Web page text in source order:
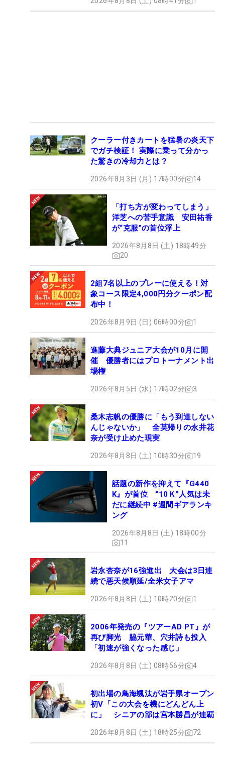
クーラー付きカートを猛暑の炎天下
でガチ検証！ 実際に乗って分かっ
た驚きの冷却力とは？
2026年8月3日 (月) 17時00分 14
「打ち方が変わってしまう」
洋芝への苦手意識 安田祐香
が“克服”の首位浮上
2026年8月8日 (土) 18時49分
20
2組7名以上のプレーに使える！対
象コース限定4,000円分クーポン配
布中！
2026年8月9日 (日) 06時00分 1
進藤大典ジュニア大会が10月に開
催 優勝者にはプロトーナメント出
場権
2026年8月5日 (水) 17時02分 3
桑木志帆の優勝に「もう到達しない
んじゃないか」 全英帰りの永井花
奈が受け止めた現実
2026年8月8日 (土) 10時30分 19
話題の新作を抑えて『G440
K』が首位 “10Ｋ”人気は未
だに継続中 #週間ギアランキ
ング
2026年8月8日 (土) 18時00分
11
岩永杏奈が16強進出 大会は3日連
続で悪天候順延/全米女子アマ
2026年8月8日 (土) 10時20分 1
2006年発売の『ツアーAD PT』が
再び脚光 脇元華、穴井詩も投入
「初速が強くなった感じ」
2026年8月8日 (土) 08時56分 4
初出場の鳥海颯汰が岩手県オープン
初V「この大会を機にどんどん上
に」 シニアの部は宮本勝昌が連覇
2026年8月8日 (土) 18時25分 72